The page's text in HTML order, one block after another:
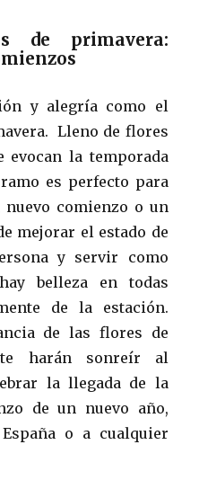
de primavera:
y alegría como el
Lleno de flores
evocan la temporada
es perfecto para
comienzo o un
mejorar el estado de
y servir como
belleza en todas
de la estación.
de las flores de
harán sonreír al
la llegada de la
de un nuevo año,
o a cualquier